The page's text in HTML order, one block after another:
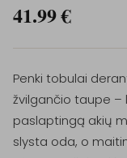
41.99€
Penki tobulai
žvilgančio taupe –
paslaptingą akių
slysta oda, o